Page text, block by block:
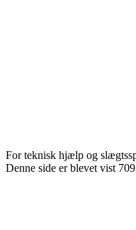
For teknisk hjælp og
Denne side er blevet vist 709